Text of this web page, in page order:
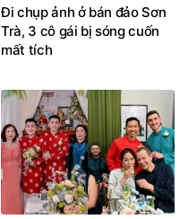
Đi chụp ảnh ở bán đảo Sơn
Trà, 3 cô gái bị sóng cuốn
mất tích